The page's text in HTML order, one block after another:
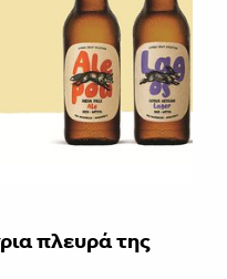
πλευρά της